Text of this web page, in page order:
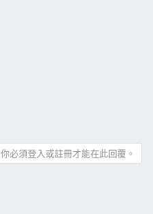
你必須登入或註冊才能在此回覆。